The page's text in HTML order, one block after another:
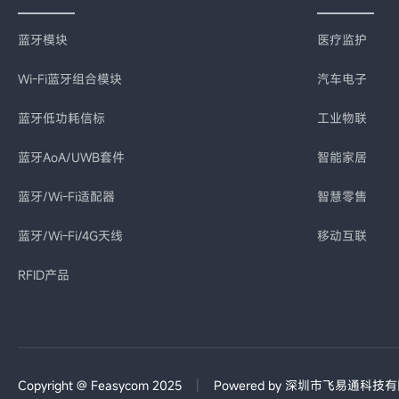
蓝牙模块
Wi-Fi蓝牙组合模块
蓝牙低功耗信标
蓝牙AoA/UWB套件
蓝牙/Wi-Fi适配器
蓝牙/Wi-Fi/4G天线
RFID产品
医疗监护
汽车电子
工业物联
智能家居
智慧零售
移动互联
Copyright @ Feasycom 2025 Powered by 深圳市飞易通科技